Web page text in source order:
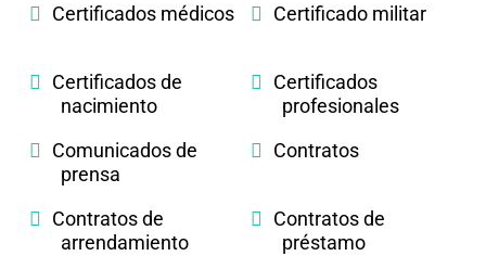
Certificados médicos
Certificado militar
Certificados de
nacimiento
Certificados
profesionales
Comunicados de
prensa
Contratos
Contratos de
arrendamiento
Contratos de
préstamo